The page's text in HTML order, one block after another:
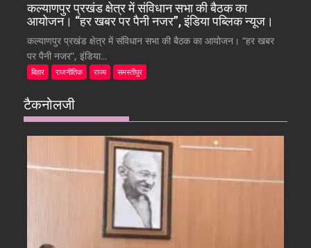
कल्याणपुर प्रखंड क्षेत्र में संविधान सभा की बैठक का
आयोजन। “हर खबर पर पैनी नजर”, इंडिया पब्लिक न्यूज।
कल्याणपुर प्रखंड क्षेत्र में संविधान सभा की बैठक का आयोजन। “हर खबर
पर पैनी नजर”, इंडिया...
बिहार राजनीतिक राज्य समस्तीपुर
टैकनोलजी